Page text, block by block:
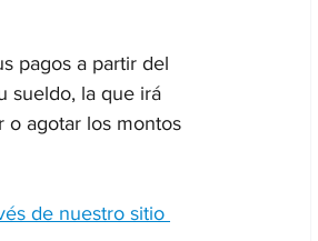
pagos a partir del
sueldo, la que irá
o agotar los montos
de nuestro sitio